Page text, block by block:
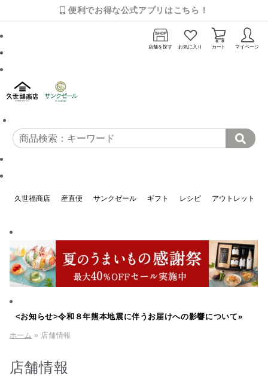
便利でお得な公式アプリはこちら！
店舗を探す お気に入り カート マイページ
久世福商店 産直便 サンクゼール ギフト レシピ アウトレット
<お知らせ>令和８年熊本地震に伴うお届けへの影響について»
ホーム » 店舗情報
店舗情報